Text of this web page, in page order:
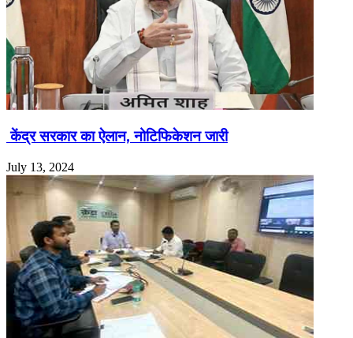
केंद्र सरकार का ऐलान, नोटिफिकेशन जारी
July 13, 2024